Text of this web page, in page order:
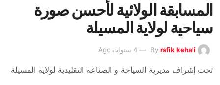
المسابقة الولائية لأحسن صورة
سياحية لولاية المسيلة
By rafik kehali 4 سنوات Ago
تحت إشراف مديرية السياحة و الصناعة التقليدية لولاية المسيلة